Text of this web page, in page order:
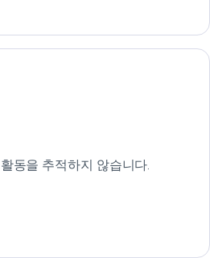
동을 추적하지 않습니다.